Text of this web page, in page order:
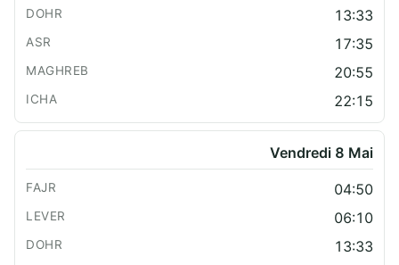
13:33
17:35
20:55
22:15
Vendredi 8 Mai
04:50
06:10
13:33